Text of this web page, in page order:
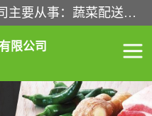
东莞市康隆膳食管理有限公司主要从事：蔬菜配送、食堂承包、企业工厂食堂承包、机关单位食堂承包、调味品配送、粮油配送、干货配送、副食配送、水果配送、海鲜配送等业务，东莞蔬菜配送电话，咨询在线客服。
限公司